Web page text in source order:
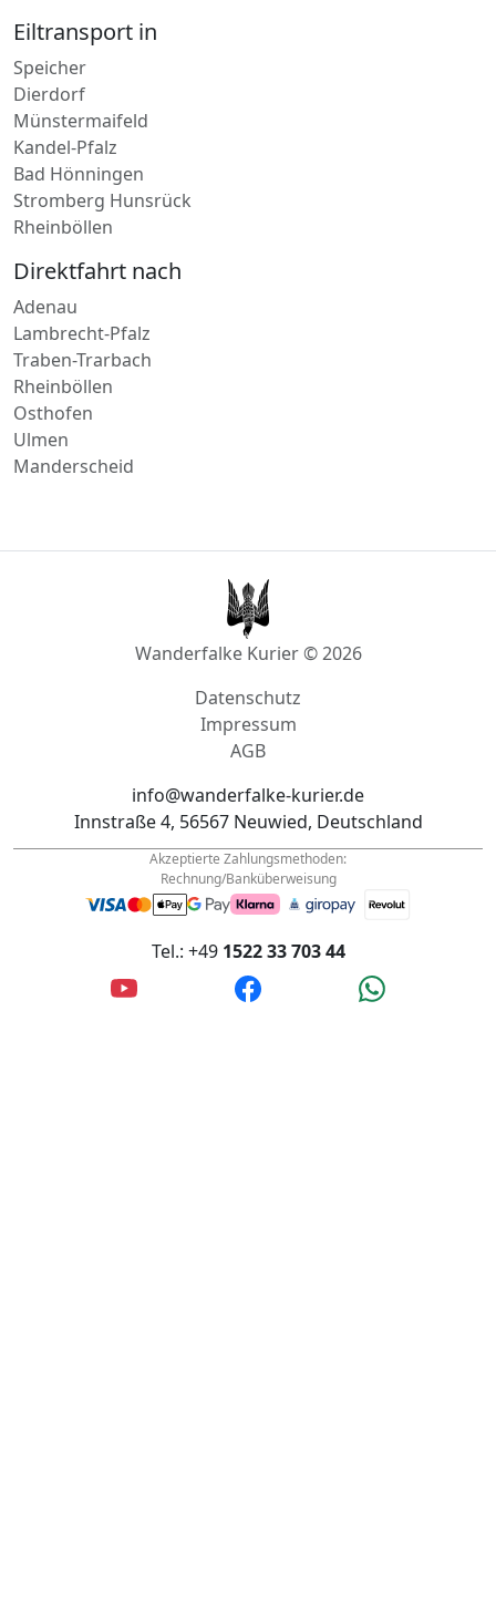
Eiltransport in
Speicher
Dierdorf
Münstermaifeld
Kandel-Pfalz
Bad Hönningen
Stromberg Hunsrück
Rheinböllen
Direktfahrt nach
Adenau
Lambrecht-Pfalz
Traben-Trarbach
Rheinböllen
Osthofen
Ulmen
Manderscheid
Wanderfalke Kurier © 2026
Datenschutz
Impressum
AGB
info@wanderfalke-kurier.de
Innstraße 4, 56567 Neuwied, Deutschland
Akzeptierte Zahlungsmethoden:
Rechnung/Banküberweisung
Tel.: +49 1522 33 703 44